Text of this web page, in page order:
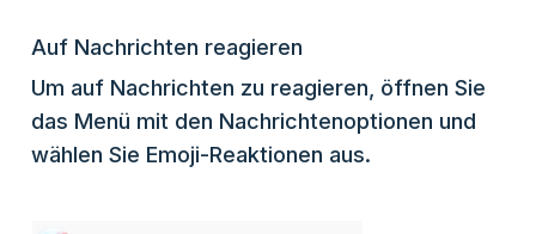
Auf Nachrichten reagieren
Um auf Nachrichten zu reagieren, öffnen Sie
das Menü mit den Nachrichtenoptionen und
wählen Sie Emoji-Reaktionen aus.